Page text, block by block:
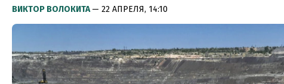
ВИКТОР ВОЛОКИТА— 22 АПРЕЛЯ, 14:10